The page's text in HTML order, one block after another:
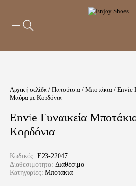
Αρχική σελίδα / Παπούτσια / Μποτάκια / Envie
Μαύρα με Κορδόνια
Envie Γυναικεία
Κορδόνια
Κωδικός: E23-22047
Διαθεσιμότητα: Διαθέσιμο
Κατηγορίες: Μποτάκια